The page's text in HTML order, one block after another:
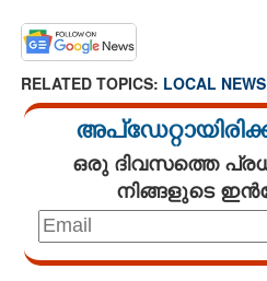
RELATED TOPICS: LOCAL NEWS
ഒരു ദിവസത്തെ
നിങ്ങളുടെ